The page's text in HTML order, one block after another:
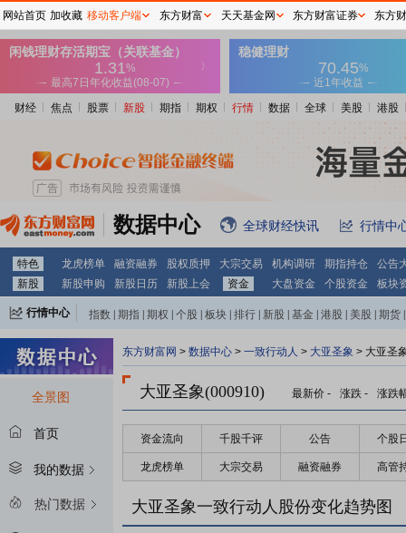
财经 焦点 股票 新股 期指 期权 行情 数据 全球 美股 港股
数据中心 全球财经快讯 行情中
特色 龙虎榜单 融资融券 股权质押 大宗交易 机构调研 期指持仓
公告
新股
新股申购 新股日历 新股上会 资金 大盘资金 个股资金 板块
行情中心 指数 期指 期权 个股 板块 排行 新股 基金 港股 美股 期货
全景图
首页
我的数据
热门数据
东方财富网 > 数据中心 > 一致行动人 > 大亚圣象 > 大亚圣
大亚圣象(000910) 最新价 - 涨跌 - 涨跌
资金流向 千股千评 公告 个股
龙虎榜单 大宗交易 融资融券 高管
大亚圣象一致行动人股份变化趋势图
网站首页 加收藏 移动客户端 东方财富 天天基金网 东方财富证券 东方